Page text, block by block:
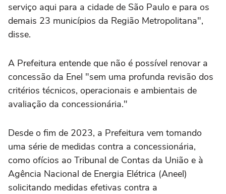
serviço aqui para a cidade de São Paulo e para os
demais 23 municípios da Região Metropolitana",
disse.
A Prefeitura entende que não é possível renovar a
concessão da Enel "sem uma profunda revisão dos
critérios técnicos, operacionais e ambientais de
avaliação da concessionária."
Desde o fim de 2023, a Prefeitura vem tomando
uma série de medidas contra a concessionária,
como ofícios ao Tribunal de Contas da União e à
Agência Nacional de Energia Elétrica (Aneel)
solicitando medidas efetivas contra a